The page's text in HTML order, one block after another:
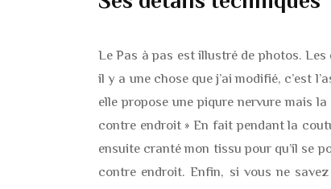
Le Pas à pas est illustré de photos.
il y a une chose que j’ai modifié, c’est
elle propose une piqure nervure mais
contre endroit » En fait pendant la
ensuite cranté mon tissu pour qu’il se
contre endroit. Enfin, si vous ne